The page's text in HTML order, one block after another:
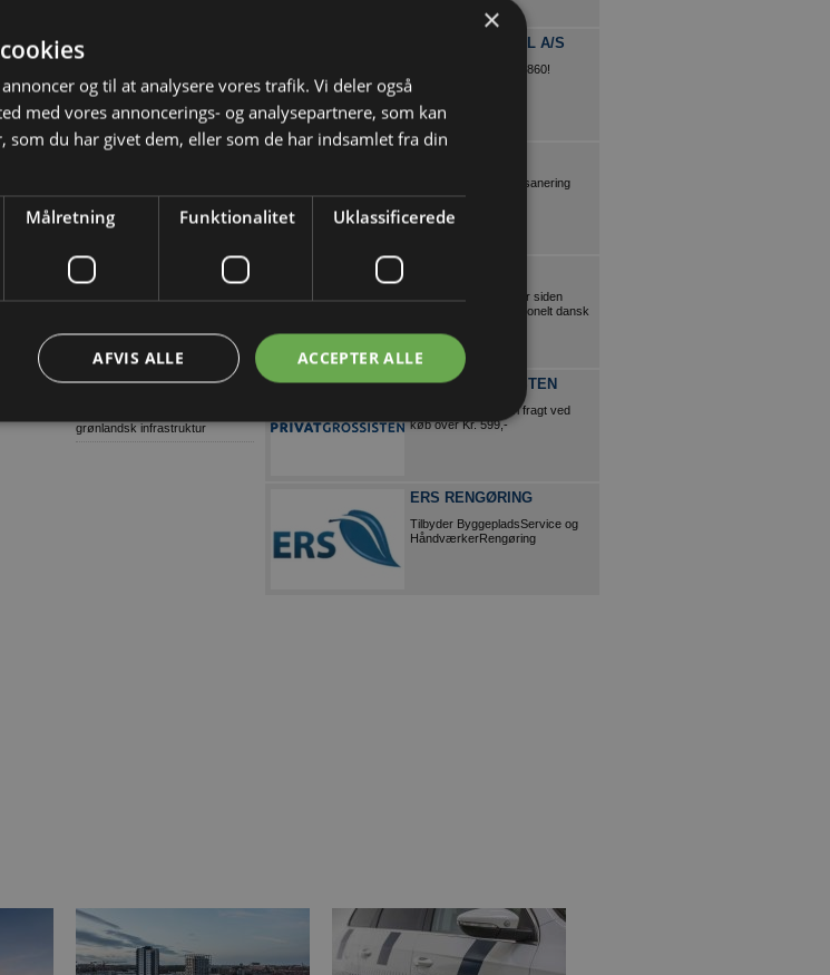
9 ud af 10: Stop links i e-mails
Dansk AI-platform dyster mod
globale giganter om pris
Tetra Pak lancerer digital
overvågning til isproduktion
Træn skolevejen med dit barn
mængder
skab tryggere trafik ved skolen
Lagerudlejning blandt årets
Ni ud af ti virksomheder oplever
komplekse cybertrusler
grønlandsk infrastruktur
JACOBI TAGTEGL A/S
Tysk kvalitets siden 1860!
Nedbrydning og Miljøsanering
Individuelle trætrapper siden
1972. Smukt og funktionelt dansk
PRIVATGROSSISTEN
Køb VVS online - Fri fragt ved
køb over Kr. 599,-
ERS RENGØRING
Tilbyder ByggepladsService og
HåndværkerRengøring
×
og til at analysere vores trafik. Vi deler også
med vores annoncerings- og analysepartnere, som kan
du har givet dem, eller som de har indsamlet fra din
Målretning Funktionalitet Uklassificerede
ACCEPTER ALLE
AFVIS ALLE